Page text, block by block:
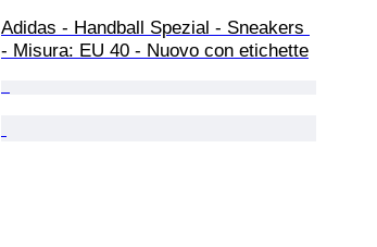
Adidas - Handball Spezial - Sneakers
- Misura: EU 40 - Nuovo con etichette